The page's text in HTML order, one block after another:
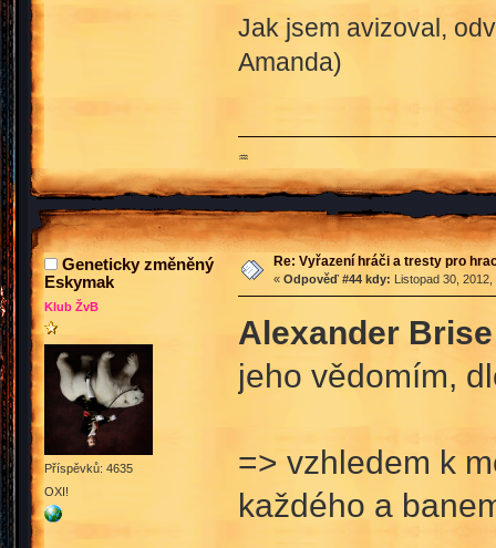
Jak jsem avizoval,
Amanda)
♒
Geneticky změněný
Eskymak
Klub ŽvB
Příspěvků: 4635
OXI!
Re: Vyřazení hráči a tresty pro
« Odpověď #44 kdy: Listopad 30,
Alexander Brise
jeho vědomím,
=> vzhledem k
každého a